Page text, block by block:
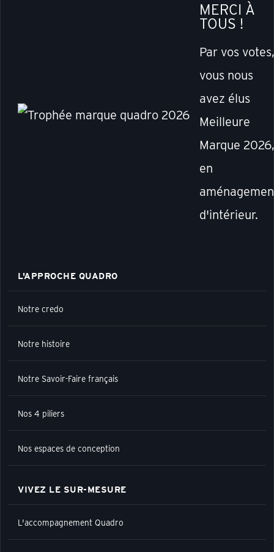
MERCI À
TOUS !
Par vos votes,
vous nous
avez élus
Meilleure
Marque 2026,
en
d'intérieur.
L'APPROCHE QUADRO
Notre credo
Notre histoire
Notre Savoir-Faire français
Nos 4 piliers
Nos espaces de conception
VIVEZ LE SUR-MESURE
L'accompagnement Quadro